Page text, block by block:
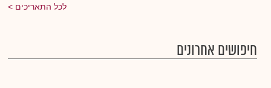
לכל התאריכים
חיפושים אחרונים